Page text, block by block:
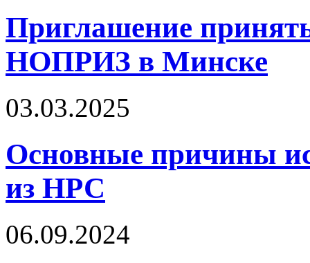
Приглашение
НОПРИЗ в Минске
03.03.2025
Основные причины
из НРС
06.09.2024